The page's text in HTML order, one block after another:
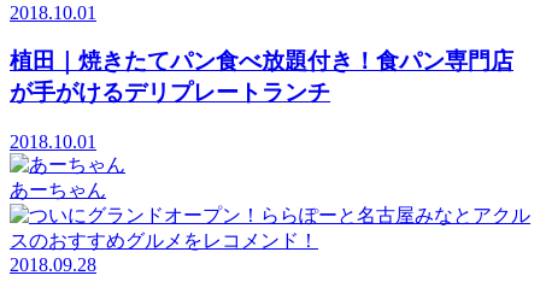
2018.10.01
植田｜焼きたてパン食べ放題付き！食パン専門店
が手がけるデリプレートランチ
2018.10.01
あーちゃん
2018.09.28